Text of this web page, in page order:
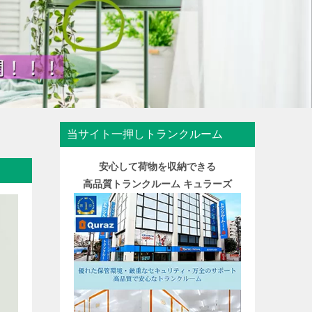
当サイト一押しトランクルーム
安心して荷物を収納できる
高品質トランクルーム キュラーズ